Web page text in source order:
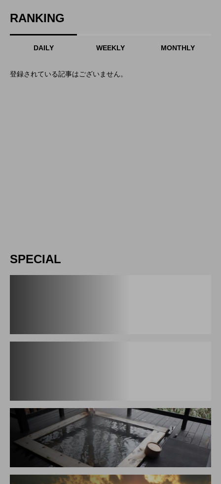
RANKING
DAILY WEEKLY MONTHLY
登録されている記事はございません。
SPECIAL